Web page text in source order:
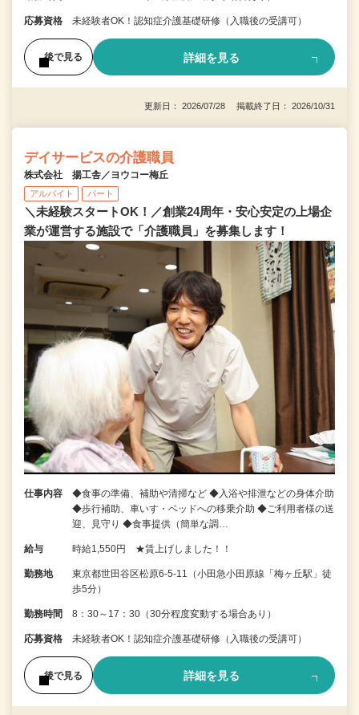
応募資格 未経験者OK！認知症介護基礎研修（入職後の受講可）
後で見る 詳細を見る
更新日： 2026/07/28 掲載終了日： 2026/10/31
デイサービスの介護職員
株式会社 揚工舎／ヨウコー梅丘
アルバイト パート
＼未経験スタートOK！／創業24周年・安心安定の上場企
業が運営する施設で「介護職員」を募集します！
仕事内容
◆食事の準備、補助や清掃など ◆入浴や排泄などの身体介助
◆歩行補助、車いす・ベッドへの移乗介助 ◆ご利用者様の送
迎、見守り ◆食事提供（簡単な調…
給与 時給1,550円 ★賃上げしました！！
勤務地
東京都世田谷区松原6-5-11（小田急小田原線「梅ヶ丘駅」徒
歩5分）
勤務時間 8：30～17：30（30分程度変動する場合あり）
応募資格 未経験者OK！認知症介護基礎研修（入職後の受講可）
後で見る 詳細を見る